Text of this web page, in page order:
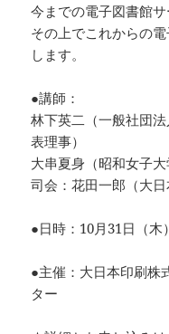
今までの電子図書館
その上でこれからの
します。
●講師：
林下英二（一般社団
表理事）
大串夏身（昭和女子
司会：花田一郎（大日
●日時：10月31日（木
●主催：大日本印刷株
ター